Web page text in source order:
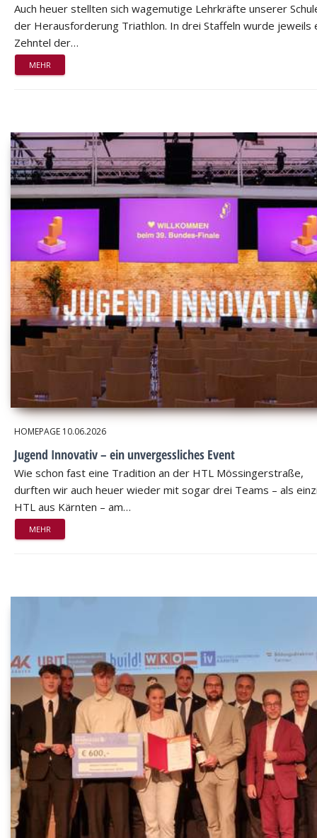
Auch heuer stellten sich wagemutige Lehrkräfte unserer
der Herausforderung Triathlon. In drei Staffeln wurde jeweils
Zehntel der…
MEHR
HOMEPAGE 10.06.2026
Jugend Innovativ – ein unvergessliches Event
Wie schon fast eine Tradition an der HTL Mössingerstraße,
durften wir auch heuer wieder mit sogar drei Teams – als
HTL aus Kärnten – am…
MEHR